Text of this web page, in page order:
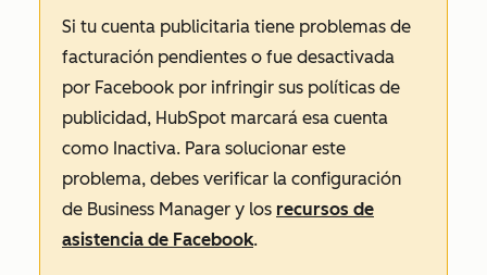
Si tu cuenta publicitaria tiene problemas de
facturación pendientes o fue desactivada
por Facebook por infringir sus políticas de
publicidad, HubSpot marcará esa cuenta
como Inactiva. Para solucionar este
problema, debes verificar la configuración
de Business Manager y los recursos de
asistencia de Facebook.